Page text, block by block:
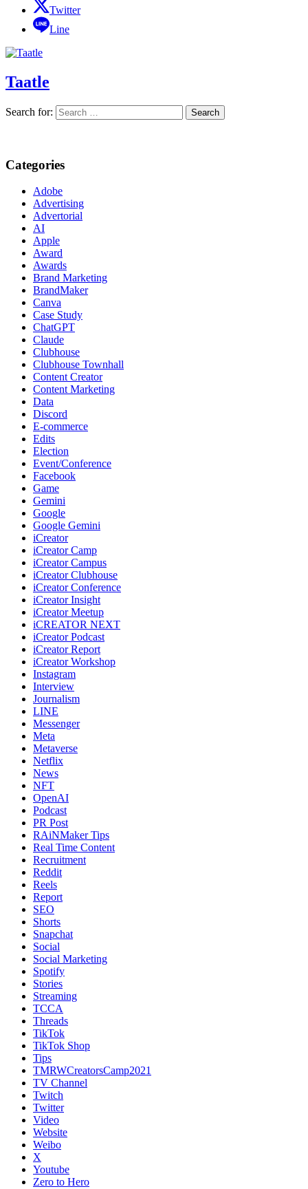
Twitter
Line
Taatle
Search for:
Categories
Adobe
Advertising
Advertorial
AI
Apple
Award
Awards
Brand Marketing
BrandMaker
Canva
Case Study
ChatGPT
Claude
Clubhouse
Clubhouse Townhall
Content Creator
Content Marketing
Data
Discord
E-commerce
Edits
Election
Event/Conference
Facebook
Game
Gemini
Google
Google Gemini
iCreator
iCreator Camp
iCreator Campus
iCreator Clubhouse
iCreator Conference
iCreator Insight
iCreator Meetup
iCREATOR NEXT
iCreator Podcast
iCreator Report
iCreator Workshop
Instagram
Interview
Journalism
LINE
Messenger
Meta
Metaverse
Netflix
News
NFT
OpenAI
Podcast
PR Post
RAiNMaker Tips
Real Time Content
Recruitment
Reddit
Reels
Report
SEO
Shorts
Snapchat
Social
Social Marketing
Spotify
Stories
Streaming
TCCA
Threads
TikTok
TikTok Shop
Tips
TMRWCreatorsCamp2021
TV Channel
Twitch
Twitter
Video
Website
Weibo
X
Youtube
Zero to Hero